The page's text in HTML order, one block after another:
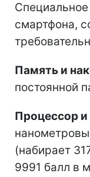
Специальное
смартфона,
Память и
постоянной
Процессор и
(набирает
9991 балл в